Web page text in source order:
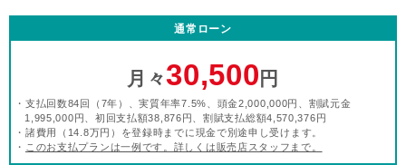
通常ローン
月々30,500 円
・支払回数84回（7年）、実質年率7.5%、頭金2,000,000円、割賦元金
1,995,000円、初回支払額38,876円、割賦支払総額4,570,376円
・諸費用（14.8万円）を登録時までに現金で別途申し受けます。
・ このお支払プランは一例です。詳しくは販売店スタッフまで。